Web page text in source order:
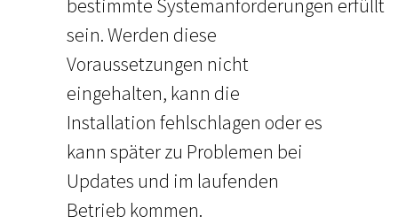
bestimmte Systemanforderungen erfüllt
sein. Werden diese
Voraussetzungen nicht
eingehalten, kann die
Installation fehlschlagen oder es
kann später zu Problemen bei
Updates und im laufenden
Betrieb kommen.